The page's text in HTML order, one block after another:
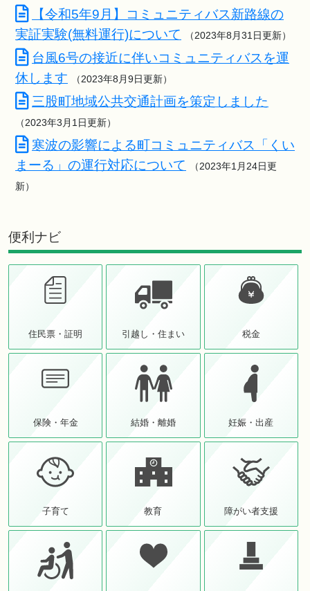
【令和5年9月】コミュニティバス新路線の
実証実験(無料運行)について
（2023年8月31日更新）
台風6号の接近に伴いコミュニティバスを運
休します
（2023年8月9日更新）
三股町地域公共交通計画を策定しました
（2023年3月1日更新）
寒波の影響による町コミュニティバス「くい
まーる」の運行対応について
（2023年1月24日更
新）
便利ナビ
住民票・証明 引越し・住まい 税金
保険・年金 結婚・離婚 妊娠・出産
子育て 教育 障がい者支援